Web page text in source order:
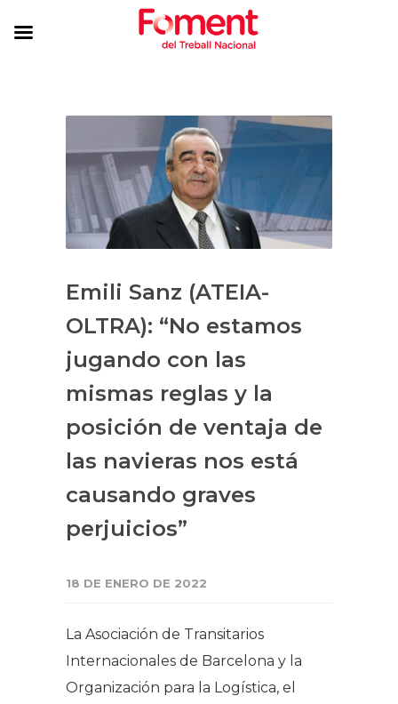
Emili Sanz (ATEIA-
OLTRA): “No estamos
jugando con las
mismas reglas y la
posición de ventaja de
las navieras nos está
causando graves
perjuicios”
18 DE ENERO DE 2022
La Asociación de Transitarios
Internacionales de Barcelona y la
Organización para la Logística, el